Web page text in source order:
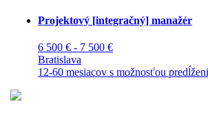
Projektový [integračný] manažér
6 500 € - 7 500 €
Bratislava
12-60 mesiacov s možnosťou